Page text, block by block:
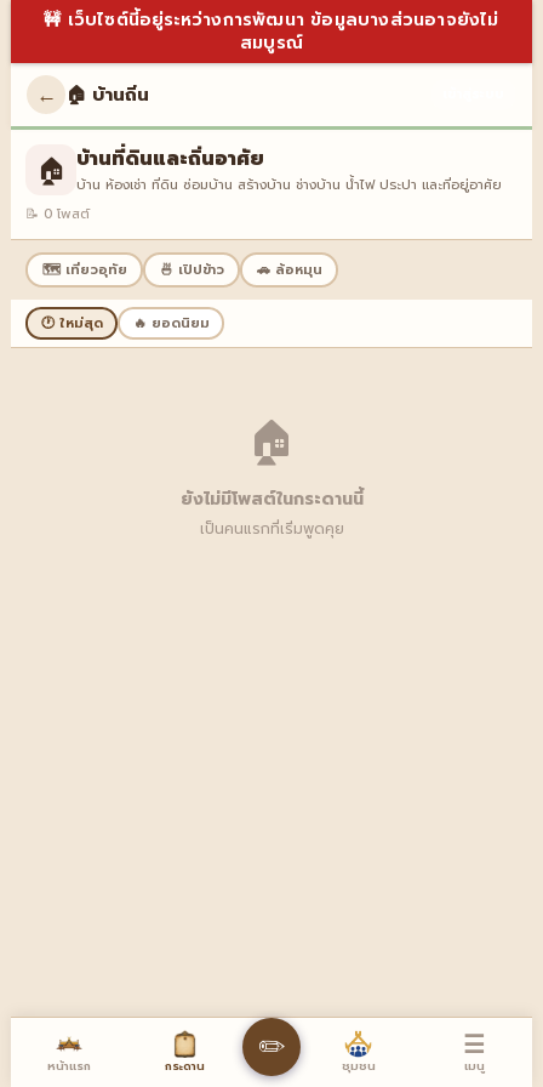
🚧 เว็บไซต์นี้อยู่ระหว่างการพัฒนา ข้อมูลบางส่วนอาจยังไม่
สมบูรณ์
← 🏠 บ้านถิ่น
🏠 บ้านที่ดินและถิ่นอาศัย
บ้าน ห้องเช่า ที่ดิน ซ่อมบ้าน สร้างบ้าน ช่างบ้าน น้ำไฟ ประปา และที่อยู่อาศัย
📝 0 โพสต์
🗺️ เที่ยวอุทัย 🍜 เปิปข้าว 🚗 ล้อหมุน
🕐 ใหม่สุด 🔥 ยอดนิยม
🏠
ยังไม่มีโพสต์ในกระดานนี้
เป็นคนแรกที่เริ่มพูดคุย
หน้าแรก กระดาน ✏️ ชุมชน
☰
เมนู